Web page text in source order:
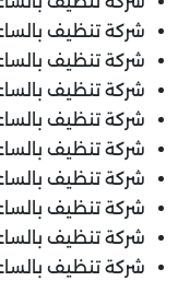
شركة تنظيف
شركة تنظيف
شركة تنظيف
شركة تنظيف
شركة تنظيف
شركة تنظيف
شركة تنظيف
شركة تنظيف
شركة تنظيف